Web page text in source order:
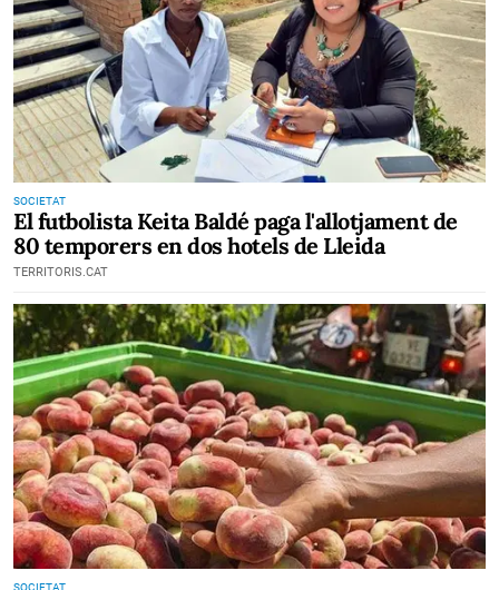
SOCIETAT
El futbolista Keita Baldé paga l'allotjament de
80 temporers en dos hotels de Lleida
TERRITORIS.CAT
SOCIETAT